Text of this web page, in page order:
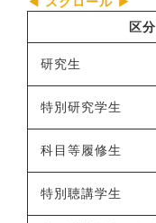
区分
研究生
特別研究学生
科目等履修生
特別聴講学生